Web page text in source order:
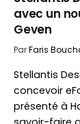
avec un
Geven
ParFaris
Stellantis
concevoir
présenté à